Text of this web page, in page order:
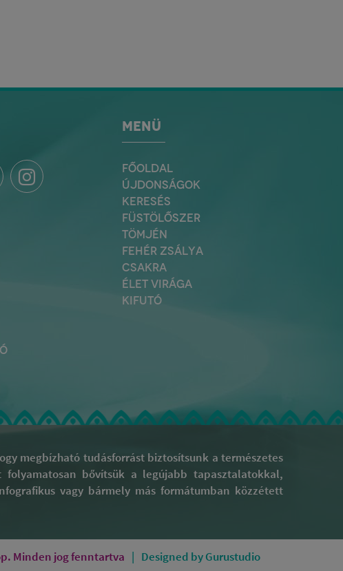
MENÜ
FŐOLDAL
ÚJDONSÁGOK
KERESÉS
FÜSTÖLŐSZER
TÖMJÉN
FEHÉR ZSÁLYA
CSAKRA
ÉLET VIRÁGA
KIFUTÓ
megbízható tudásforrást biztosítsunk a természetes
bővítsük a legújabb tapasztalatokkal,
vagy bármely más formátumban közzétett
Minden jog fenntartva Designed by Gurustudio